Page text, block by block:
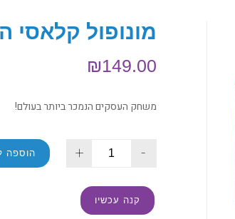
מונופול קלאסי
₪149.00
משחק העסקים הנמכר ביותר בעולם!
-
+ הוספה
קנה עכשיו